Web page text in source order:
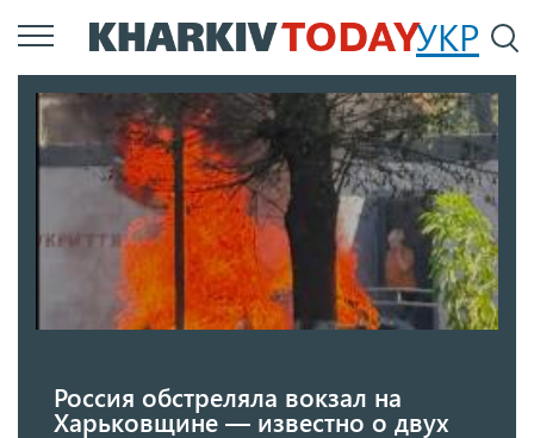
Перейти
к
содержанию
УКР
Россия обстреляла вокзал на
Харьковщине — известно о двух